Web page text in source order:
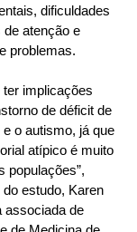
dificuldades
de atenção e
problemas.
implicações
de déficit de
o autismo, já que
atípico é muito
populações”,
estudo, Karen
associada de